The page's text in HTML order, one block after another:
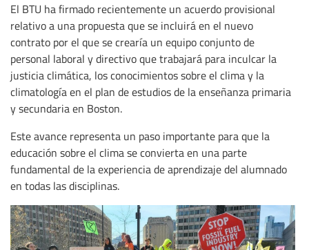
El BTU ha firmado recientemente un acuerdo provisional
relativo a una propuesta que se incluirá en el nuevo
contrato por el que se crearía un equipo conjunto de
personal laboral y directivo que trabajará para inculcar la
justicia climática, los conocimientos sobre el clima y la
climatología en el plan de estudios de la enseñanza primaria
y secundaria en Boston.
Este avance representa un paso importante para que la
educación sobre el clima se convierta en una parte
fundamental de la experiencia de aprendizaje del alumnado
en todas las disciplinas.